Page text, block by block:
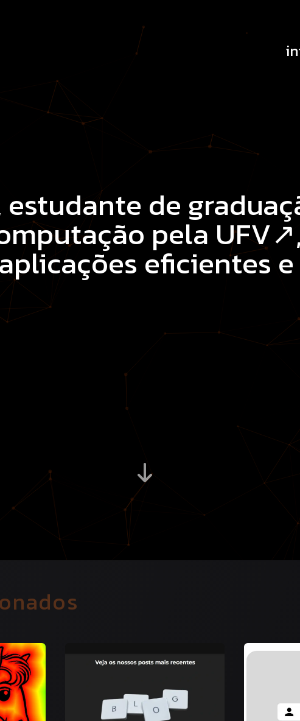
estudante de
pela UFV↗
eficientes